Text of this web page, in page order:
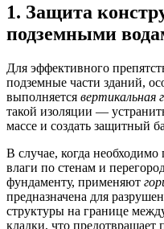
1. Защита
подземными
Для эффективного
подземные части зданий,
выполняется вертикальная
такой изоляции —
массе и создать защитный
В случае, когда
влаги по стенам и
фундаменту, применяют
предназначена для
структуры на границе
кладки, что